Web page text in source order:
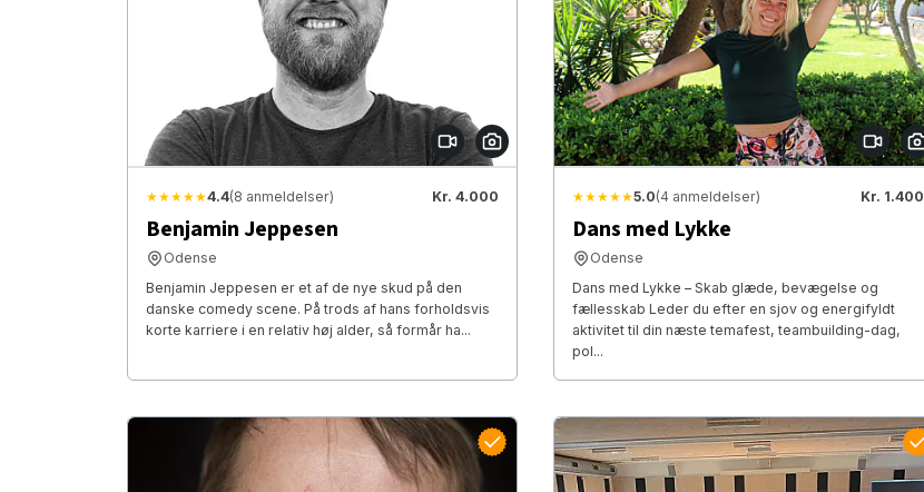
★★★★★4.4(8 anmeldelser) Kr. 4.000
Benjamin Jeppesen
Odense
Benjamin Jeppesen er et af de nye skud på den
danske comedy scene. På trods af hans forholdsvis
korte karriere i en relativ høj alder, så formår ha...
★★★★★5.0(4 anmeldelser) Kr. 1.400
Dans med Lykke
Odense
Dans med Lykke – Skab glæde, bevægelse og
fællesskab Leder du efter en sjov og energifyldt
aktivitet til din næste temafest, teambuilding-dag,
pol...